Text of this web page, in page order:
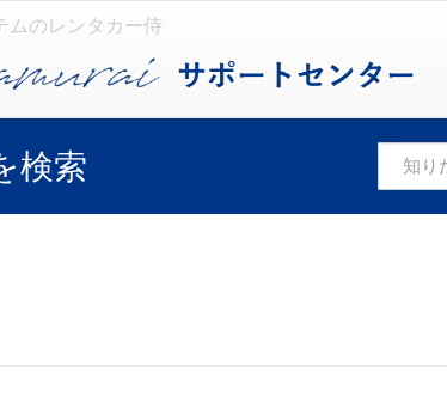
ムのレンタカー侍
検索